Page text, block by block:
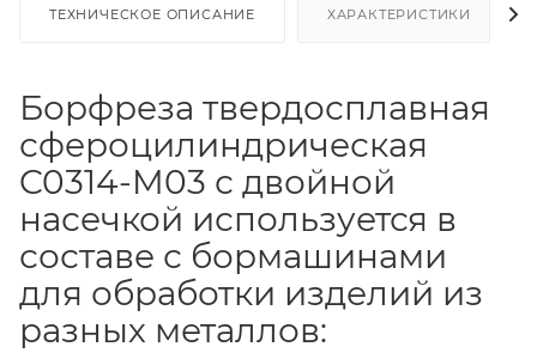
ТЕХНИЧЕСКОЕ ОПИСАНИЕ ХАРАКТЕРИСТИКИ
Борфреза твердосплавная
сфероцилиндрическая
C0314-M03 с двойной
насечкой используется в
составе с бормашинами
для обработки изделий из
разных металлов: